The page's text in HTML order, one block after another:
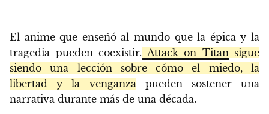
El anime que enseñó al mundo que la épica y la
tragedia pueden coexistir. Attack on Titansigue
siendo una lección sobre cómo el miedo, la
libertad y la venganzapueden sostener una
narrativa durante más de una década.